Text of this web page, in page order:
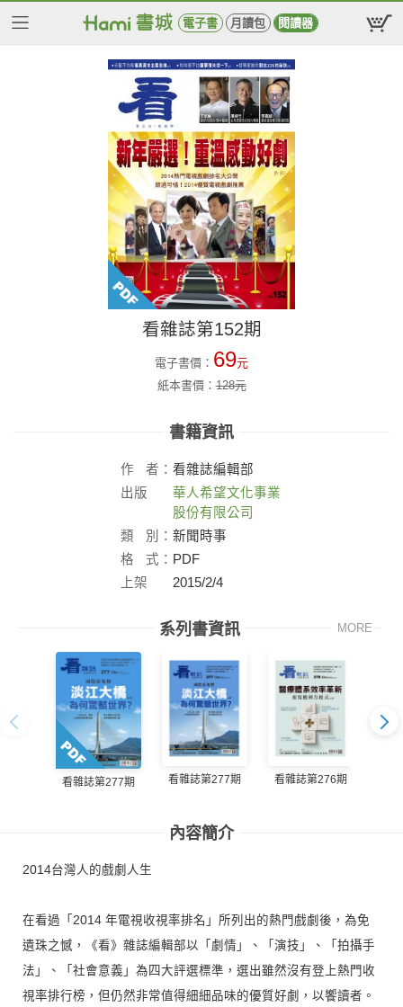
電子書 月讀包 閱讀器
看雜誌第152期
電子書價： 69元
紙本書價：128元
書籍資訊
作 者： 看雜誌編輯部
出版
華人希望文化事業
股份有限公司
類
別： 新聞時事
格
式： PDF
上架
2015/2/4
系列書資訊 MORE
看雜誌第277期 看雜誌第277期 看雜誌第276期
內容簡介
2014台灣人的戲劇人生
在看過「2014 年電視收視率排名」所列出的熱門戲劇後，為免
遺珠之憾，《看》雜誌編輯部以「劇情」、「演技」、「拍攝手
法」、「社會意義」為四大評選標準，選出雖然沒有登上熱門收
視率排行榜，但仍然非常值得細細品味的優質好劇，以饗讀者。